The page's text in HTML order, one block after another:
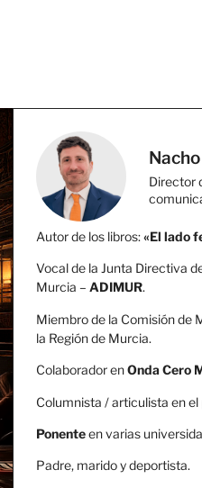
Director
Autor de los libros:«El lado
Vocal de la Junta Directiva
Murcia – ADIMUR.
Miembro de la Comisión de
la Región de Murcia.
Colaborador enOnda Cero
Columnista / articulista en el
Ponenteen varias
Padre, marido y deportista.